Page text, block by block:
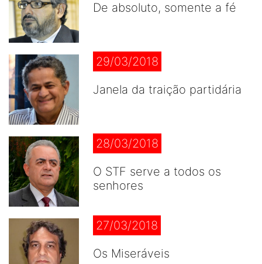
De absoluto, somente a fé
29/03/2018
Janela da traição partidária
28/03/2018
O STF serve a todos os
senhores
27/03/2018
Os Miseráveis